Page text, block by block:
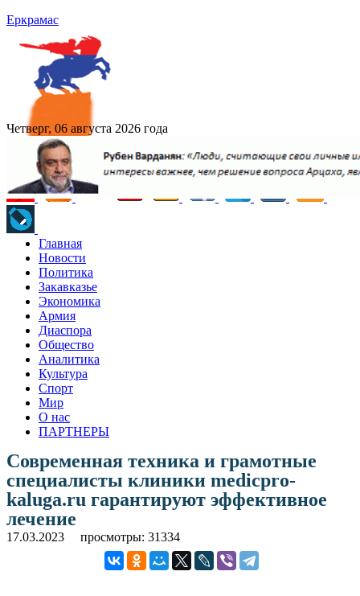
Еркрамас
Четверг, 06 августа 2026 года
Главная
Новости
Политика
Закавказье
Экономика
Армия
Диаспора
Общество
Аналитика
Культура
Спорт
Мир
О нас
ПАРТНЕРЫ
Современная техника и грамотные
специалисты клиники medicpro-
kaluga.ru гарантируют эффективное
лечение
17.03.2023 просмотры: 31334